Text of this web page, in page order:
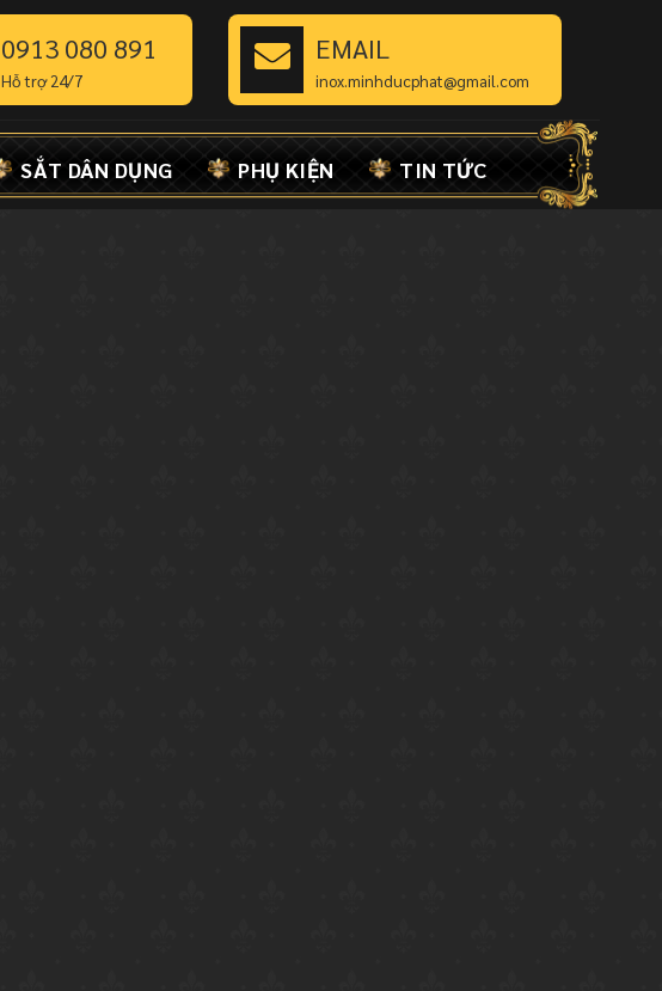
0913 080 891
Hỗ trợ 24/7
EMAIL
inox.minhducphat@gmail.com
SẮT DÂN DỤNG PHỤ KIỆN TIN TỨC